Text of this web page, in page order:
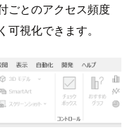
ごとのアクセス頻度
可視化できます。